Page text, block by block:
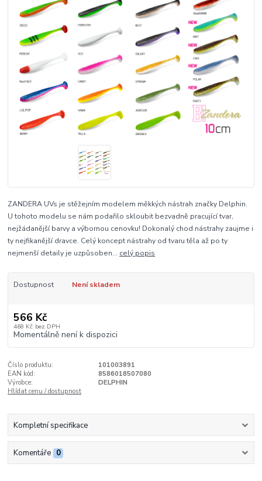
ZANDERA UVs je stěžejním modelem měkkých nástrah značky Delphin.
U tohoto modelu se nám podařilo skloubit bezvadně pracující tvar,
nejžádanější barvy a výbornou cenovku! Dokonalý chod nástrahy zaujme i
ty nejfikanější dravce. Celý koncept nástrahy od tvaru těla až po ty
nejmenší detaily je uzpůsoben... celý popis
Dostupnost Není skladem
566 Kč
468 Kč bez DPH
Momentálně není k dispozici
Číslo produktu:
101003891
EAN kód:
8586018507080
Výrobce:
DELPHIN
Hlídat cenu / dostupnost
Kompletní specifikace
Komentáře 0